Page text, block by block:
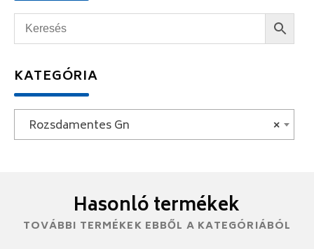
KATEGÓRIA
×
Rozsdamentes Gn
Hasonló termékek
TOVÁBBI TERMÉKEK EBBŐL A KATEGÓRIÁBÓL